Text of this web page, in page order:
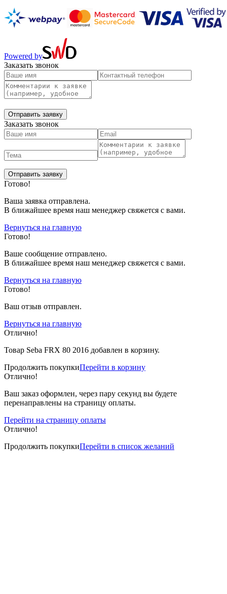
Powered by
Заказать звонок
Заказать звонок
Готово!
Ваша заявка отправлена.
В ближайшее время наш менеджер свяжется с вами.
Вернуться на главную
Готово!
Вашe сообщение отправлено.
В ближайшее время наш менеджер свяжется с вами.
Вернуться на главную
Готово!
Ваш отзыв отправлен.
Вернуться на главную
Отлично!
Товар Seba FRX 80 2016 добавлен в корзину.
Продолжить покупкиПерейти в корзину
Отлично!
Ваш заказ оформлен, через пару секунд вы будете
перенаправлены на страницу оплаты.
Перейти на страницу оплаты
Отлично!
Продолжить покупкиПерейти в список желаний